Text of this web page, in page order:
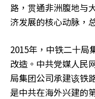
路，贯通非洲腹地与
济发展的核心动脉，
2015年，中铁二十局
改造。中共党媒人民
局集团公司承建该铁
是中共在海外兴建的